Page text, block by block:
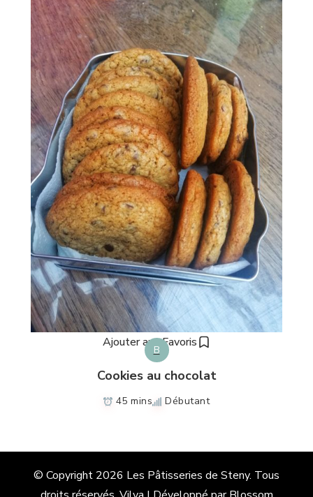
Ajouter aux Favoris
B
Cookies au chocolat
45 mins Débutant
© Copyright 2026 Les Pâtisseries de Steny. Tous